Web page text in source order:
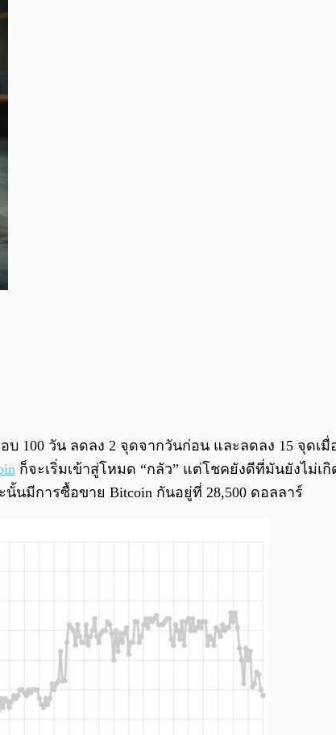
วัน ลดลง 2 จุดจากวันก่อน และลดลง 15 จุดเ
ก็จะเริ่มเข้าสู่โหมด “กลัว” แต่โชคยังดีที่มันยังไม่เ
มีการซื้อขาย Bitcoin กันอยู่ที่ 28,500 ดอลลาร์